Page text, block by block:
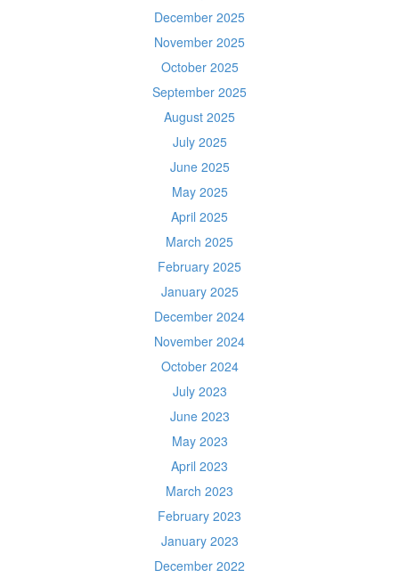
December 2025
November 2025
October 2025
September 2025
August 2025
July 2025
June 2025
May 2025
April 2025
March 2025
February 2025
January 2025
December 2024
November 2024
October 2024
July 2023
June 2023
May 2023
April 2023
March 2023
February 2023
January 2023
December 2022